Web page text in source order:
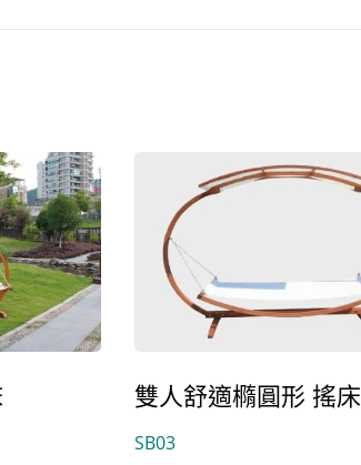
雙人舒適橢圓形 搖床
SB03
架 金屬可調節遮陽涼